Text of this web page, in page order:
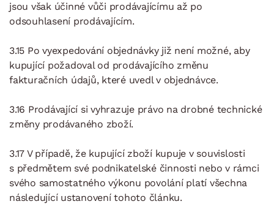
jsou však účinné vůči prodávajícímu až po
odsouhlasení prodávajícím.
3.15 Po vyexpedování objednávky již není možné, aby
kupující požadoval od prodávajícího změnu
fakturačních údajů, které uvedl v objednávce.
3.16 Prodávající si vyhrazuje právo na drobné technické
změny prodávaného zboží.
3.17 V případě, že kupující zboží kupuje v souvislosti
s předmětem své podnikatelské činnosti nebo v rámci
svého samostatného výkonu povolání platí všechna
následující ustanovení tohoto článku.